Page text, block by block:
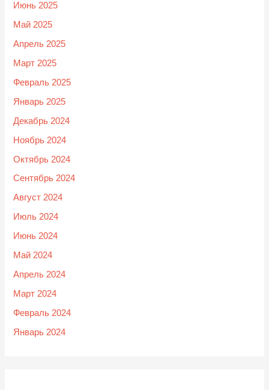
Июнь 2025
Май 2025
Апрель 2025
Март 2025
Февраль 2025
Январь 2025
Декабрь 2024
Ноябрь 2024
Октябрь 2024
Сентябрь 2024
Август 2024
Июль 2024
Июнь 2024
Май 2024
Апрель 2024
Март 2024
Февраль 2024
Январь 2024